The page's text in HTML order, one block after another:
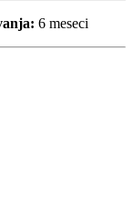
6 meseci